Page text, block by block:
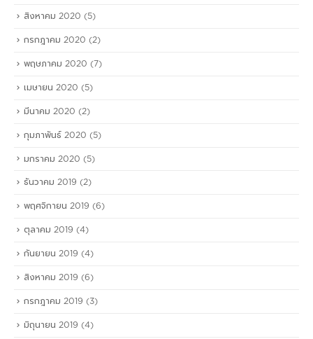
สิงหาคม 2020 (5)
กรกฎาคม 2020 (2)
พฤษภาคม 2020 (7)
เมษายน 2020 (5)
มีนาคม 2020 (2)
กุมภาพันธ์ 2020 (5)
มกราคม 2020 (5)
ธันวาคม 2019 (2)
พฤศจิกายน 2019 (6)
ตุลาคม 2019 (4)
กันยายน 2019 (4)
สิงหาคม 2019 (6)
กรกฎาคม 2019 (3)
มิถุนายน 2019 (4)